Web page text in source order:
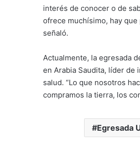
interés de conocer o de
ofrece muchísimo, hay
señaló.
Actualmente, la egresada
en Arabia Saudita, líder
salud. “Lo que nosotros
compramos la tierra, los
Egresada